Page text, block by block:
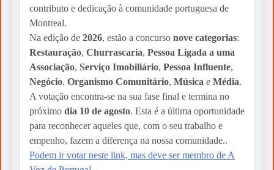
contributo e dedicação à comunidade portuguesa de
Montreal.
Na edição de 2026, estão a concurso nove categorias:
Restauração, Churrascaria, Pessoa Ligada a uma
Associação, Serviço Imobiliário, Pessoa Influente,
Negócio, Organismo Comunitário, Música e Média.
A votação encontra-se na sua fase final e termina no
próximo dia 10 de agosto. Esta é a última oportunidade
para reconhecer aqueles que, com o seu trabalho e
empenho, fazem a diferença na nossa comunidade..
Podem ir votar neste link, mas deve ser membro de A